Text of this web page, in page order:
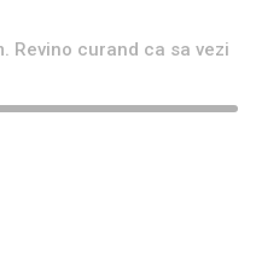
Revino curand ca sa vezi